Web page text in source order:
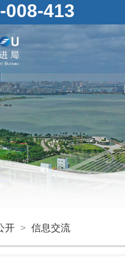
008-413
开 > 信息交流